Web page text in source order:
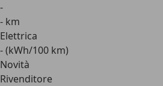
-
- km
Elettrica
- (kWh/100 km)
Novità
Rivenditore